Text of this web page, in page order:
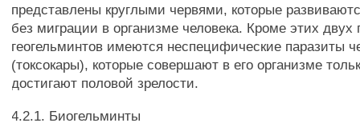
представлены круглыми червями, которые
без миграции в организме человека. Кроме этих двух
геогельминтов имеются неспецифические паразиты
(токсокары), которые совершают в его организме
достигают половой зрелости.
4.2.1. Биогельминты